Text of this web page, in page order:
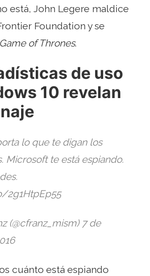
está, John Legere maldice
Foundation y se
Game of Thrones.
de uso
10 revelan
lo que te digan los
Microsoft te está espiando.
2g1HtpEp55
(@cfranz_mism) 7 de
cuánto está espiando